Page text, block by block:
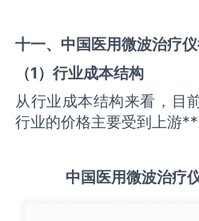
十一、中国医用微波治疗仪
（1）行业成本结构
从行业成本结构来看，目
行业的价格主要受到上游
中国医用微波治疗